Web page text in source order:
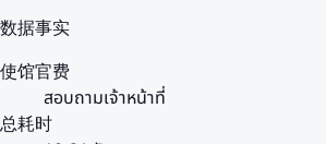
数据事实
使馆官费
สอบถามเจ้าหน้าที่
总耗时